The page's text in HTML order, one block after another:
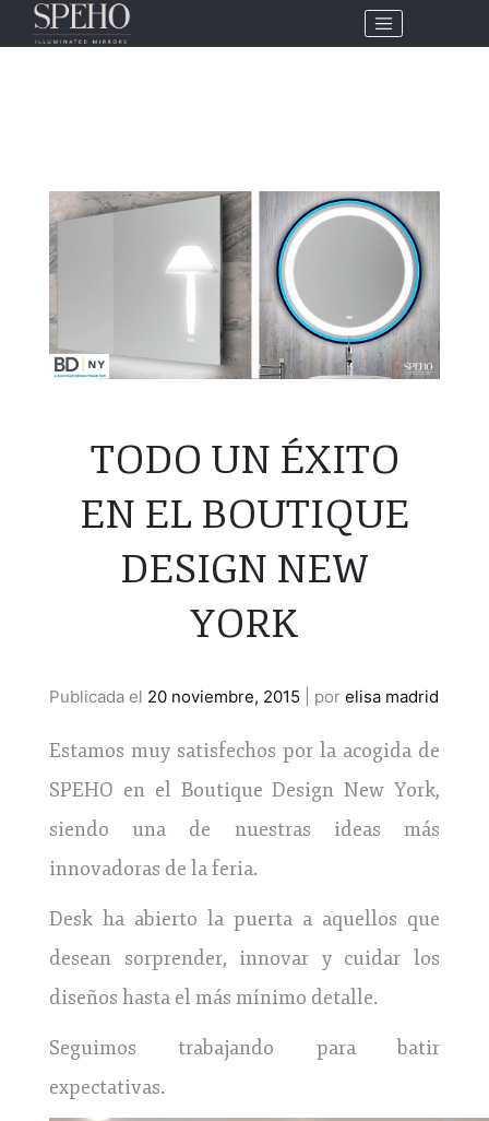
TODO UN ÉXITO
EN EL BOUTIQUE
DESIGN NEW
YORK
Publicada el 20 noviembre, 2015 por elisa madrid
Estamos muy satisfechos por la acogida de
SPEHO en el Boutique Design New York,
siendo una de nuestras ideas más
innovadoras de la feria.
Desk ha abierto la puerta a aquellos que
desean sorprender, innovar y cuidar los
diseños hasta el más mínimo detalle.
Seguimos trabajando para batir
expectativas.